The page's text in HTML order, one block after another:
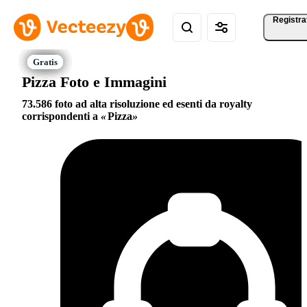
Pizza Foto e Immagini
73.586 foto ad alta risoluzione ed esenti da royalty
corrispondenti a
Pizza